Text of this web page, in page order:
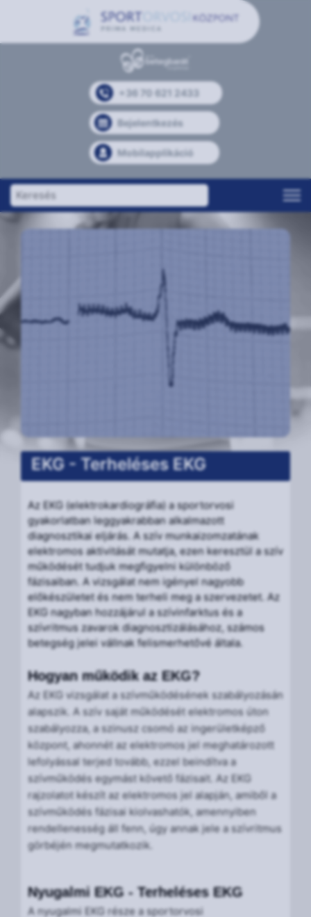
+36 70 621 2433
Bejelentkezés
Mobilapplikáció
EKG - Terheléses EKG
Az EKG (elektrokardiográfia) a sportorvosi
gyakorlatban leggyakrabban alkalmazott
diagnosztikai eljárás. A szív munkaizomzatának
elektromos aktivitását mutatja, ezen keresztül a szív
működését tudjuk megfigyelni különböző
fázisaiban. A vizsgálat nem igényel nagyobb
előkészületet és nem terheli meg a szervezetet. Az
EKG nagyban hozzájárul a szívinfarktus és a
szívritmus zavarok diagnosztizálásához, számos
betegség jelei vállnak felismerhetővé általa.
Hogyan működik az EKG?
Az EKG vizsgálat a szívműködésének szabályozásán
alapszik. A szív saját működését elektromos úton
szabályozza, a szinusz csomó az ingerületképző
központ, ahonnét az elektromos jel meghatározott
lefolyással terjed tovább, ezzel beindítva a
szívműködés egymást követő fázisait. Az EKG
rajzolatot készít az elektromos jel alapján, amiből a
szívműködés fázisai kiolvashatók, amennyiben
rendellenesség áll fenn, úgy annak jele a szívritmus
görbéjén megmutatkozik.
Nyugalmi EKG - Terheléses EKG
A nyugalmi EKG része a sportorvosi